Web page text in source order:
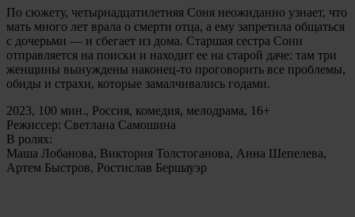
По сюжету, четырнадцатилетняя Соня неожиданно узнает, что
мать много лет врала о смерти отца, а ему запретила общаться
с дочерьми — и сбегает из дома. Старшая сестра Сони
отправляется на поиски и находит ее на старой даче: там три
женщины вынуждены наконец-то проговорить все проблемы,
обиды и страхи, которые замалчивались годами.
2023, 100 мин., Россия, комедия, мелодрама, 16+
Режиссер: Светлана Самошина
В ролях:
Маша Лобанова, Виктория Толстоганова, Анна Шепелева,
Артем Быстров, Ростислав Бершауэр